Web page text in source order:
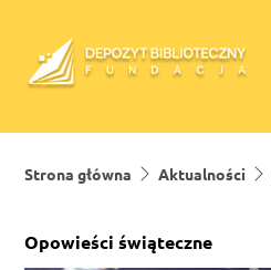
Strona główna Aktualności
Opowieści świąteczne